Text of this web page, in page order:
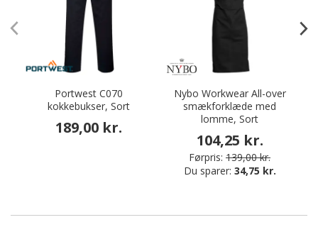
Portwest C070
kokkebukser, Sort
189,00 kr.
Nybo Workwear All-over
smækforklæde med
lomme, Sort
104,25 kr.
Førpris: 139,00 kr.
Du sparer: 34,75 kr.